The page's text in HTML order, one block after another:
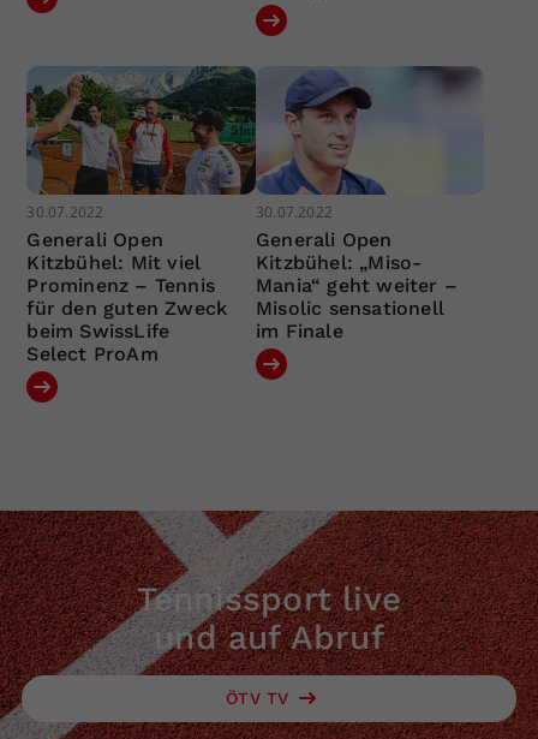
30.07.2022
Generali Open
Kitzbühel: Mit viel
Prominenz – Tennis
für den guten Zweck
beim SwissLife
Select ProAm
30.07.2022
Generali Open
Kitzbühel: „Miso-
Mania“ geht weiter –
Misolic sensationell
im Finale
Tennissport live
und auf Abruf
ÖTV TV